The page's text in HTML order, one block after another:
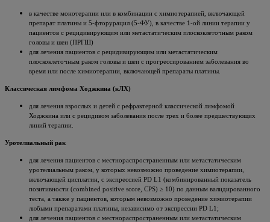
в качестве монотерапии или в комбинации с химиотерапией, включающей
препарат платины и 5-фторурацил (5-ФУ), в качестве 1-ой линии терапии у
пациентов с рецидивирующим или метастатическим плоскоклеточным раком
головы и шеи (ПРГШ)
для лечения пациентов с рецидивирующим или метастатическим
плоскоклеточным раком головы и шеи с прогрессированием заболевания во
время или после химиотерапии, включающей препараты платины.
Классическая лимфома Ходжкина (кЛХ)
для лечения взрослых и детей с рефрактерной классической лимфомой
Ходжкина или с рецидивом заболевания после трех и более предшествующих
линий терапии.
Уротелиальный рак
для лечения пациентов с местнораспространенным или метастатическим
уротелиальным раком, у которых невозможно проведение химиотерапии,
включающей цисплатин, с экспрессией PD L1 (комбинированный показатель
позитивности (combined positive score, CPS) ≥ 10) по данным валидированного
теста, а также у пациентов, которым невозможно проведение химиотерапии
любыми препаратами платины, независимо от экспрессии PD L1;
для лечения пациентов с местнораспространенным или метастатическим